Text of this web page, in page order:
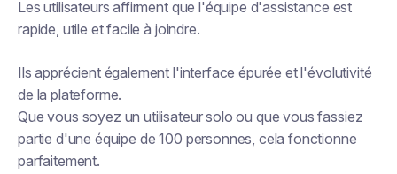
Les utilisateurs affirment que l'équipe d'assistance est
rapide, utile et facile à joindre.
Ils apprécient également l'interface épurée et l'évolutivité
de la plateforme.
Que vous soyez un utilisateur solo ou que vous fassiez
partie d'une équipe de 100 personnes, cela fonctionne
parfaitement.